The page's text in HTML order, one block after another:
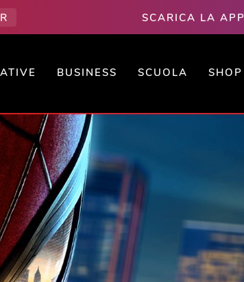
SCARICA LA APP
BUSINESS SCUOLA SHOP